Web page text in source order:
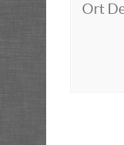
Ort